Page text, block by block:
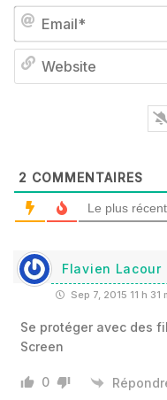
2 COMMENTAIRES
Le plus récent
Flavien Lacour
Sep 7, 2015 11 h 31
Se protéger avec des
Screen
0